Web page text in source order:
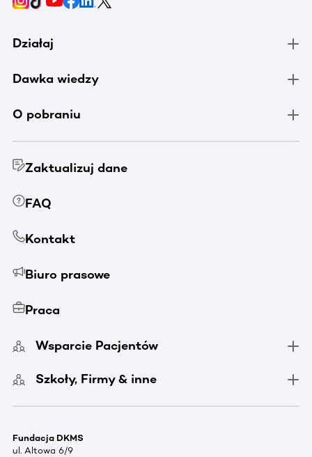
Działaj
Dawka wiedzy
O pobraniu
Zaktualizuj dane
FAQ
Kontakt
Biuro prasowe
Praca
Wsparcie Pacjentów
Szkoły, Firmy & inne
Fundacja DKMS
ul. Altowa 6/9